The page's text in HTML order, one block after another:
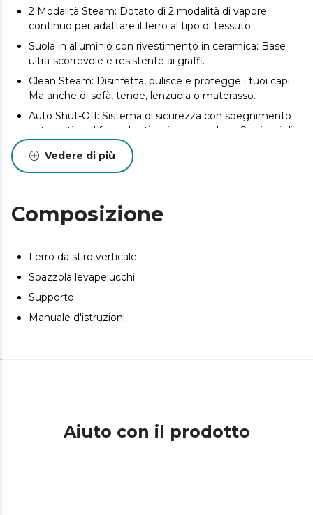
2 Modalità Steam: Dotato di 2 modalità di vapore
continuo per adattare il ferro al tipo di tessuto.
Suola in alluminio con rivestimento in ceramica: Base
ultra-scorrevole e resistente ai graffi.
Clean Steam: Disinfetta, pulisce e protegge i tuoi capi.
Ma anche di sofà, tende, lenzuola o materasso.
Auto Shut-Off: Sistema di sicurezza con spegnimento
automatico. Il ferro da stiro si spegne dopo 8 minuti di
Fast Steam: Riscaldamento rapido, ferro da stiro pronto
che i tuoi capi siano pronti in una passata.
Vedere di più
Composizione
Ferro da stiro verticale
Spazzola levapelucchi
Supporto
Manuale d'istruzioni
Aiuto con il prodotto